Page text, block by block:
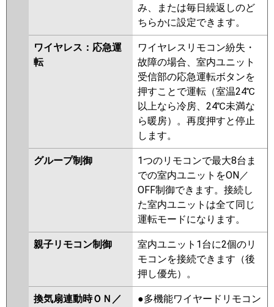
み、または毎日繰返しのど
ちらかに設定できます。
ワイヤレス：応急運
転
ワイヤレスリモコン紛失・
故障の場合、室内ユニット
受信部の応急運転ボタンを
押すことで運転（室温24℃
以上なら冷房、24℃未満な
ら暖房）。再度押すと停止
します。
グループ制御
1つのリモコンで最大8台ま
での室内ユニットをON／
OFF制御できます。接続し
た室内ユニットは全て同じ
運転モードになります。
親子リモコン制御
室内ユニット1台に2個のリ
モコンを接続できます（後
押し優先）。
換気扇連動時ＯＮ／
●多機能ワイヤードリモコン